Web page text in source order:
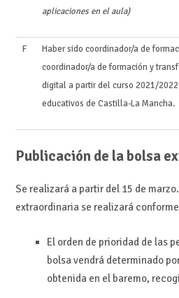
aplicaciones en el aula)
F
Haber sido coordinador/a de
coordinador/a de formación y
digital a partir del curso 2021/
educativos de Castilla-La Mancha.
Publicación de la bolsa
Se realizará a partir del 15 de
extraordinaria se realizará
El orden de prioridad de las
bolsa vendrá determinado
obtenida en el baremo,